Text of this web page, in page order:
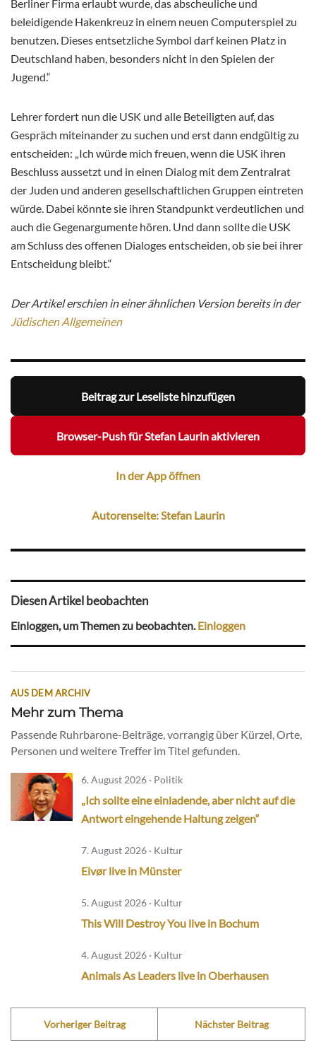
Berliner Firma erlaubt wurde, das abscheuliche und
beleidigende Hakenkreuz in einem neuen Computerspiel zu
benutzen. Dieses entsetzliche Symbol darf keinen Platz in
Deutschland haben, besonders nicht in den Spielen der
Jugend.“
Lehrer fordert nun die USK und alle Beteiligten auf, das
Gespräch miteinander zu suchen und erst dann endgültig zu
entscheiden: „Ich würde mich freuen, wenn die USK ihren
Beschluss aussetzt und in einen Dialog mit dem Zentralrat
der Juden und anderen gesellschaftlichen Gruppen eintreten
würde. Dabei könnte sie ihren Standpunkt verdeutlichen und
auch die Gegenargumente hören. Und dann sollte die USK
am Schluss des offenen Dialoges entscheiden, ob sie bei ihrer
Entscheidung bleibt.“
Der Artikel erschien in einer ähnlichen Version bereits in der
Jüdischen Allgemeinen
Beitrag zur Leseliste hinzufügen
Browser-Push für Stefan Laurin aktivieren
In der App öffnen
Autorenseite: Stefan Laurin
Diesen Artikel beobachten
Einloggen, um Themen zu beobachten.Einloggen
AUS DEM ARCHIV
Mehr zum Thema
Passende Ruhrbarone-Beiträge, vorrangig über Kürzel, Orte,
Personen und weitere Treffer im Titel gefunden.
6. August 2026 · Politik
„Ich sollte eine einladende, aber nicht auf die
Antwort eingehende Haltung zeigen“
7. August 2026 · Kultur
Eivør live in Münster
5. August 2026 · Kultur
This Will Destroy You live in Bochum
4. August 2026 · Kultur
Animals As Leaders live in Oberhausen
Vorheriger Beitrag Nächster Beitrag